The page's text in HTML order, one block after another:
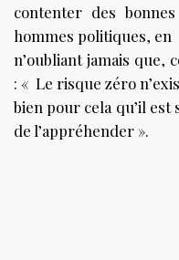
contenter des
hommes politiques, en
n’oubliant jamais que,
: « Le risque zéro n
bien pour cela qu’il
de l’appréhender ».